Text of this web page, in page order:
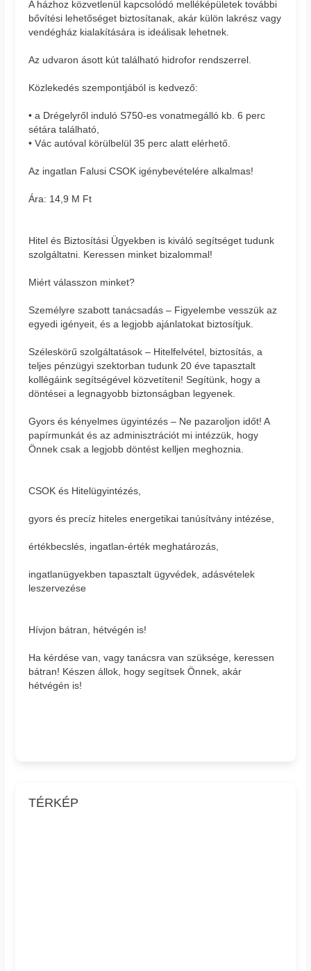
A házhoz közvetlenül kapcsolódó melléképületek további
bővítési lehetőséget biztosítanak, akár külön lakrész vagy
vendégház kialakítására is ideálisak lehetnek.
Az udvaron ásott kút található hidrofor rendszerrel.
Közlekedés szempontjából is kedvező:
• a Drégelyről induló S750-es vonatmegálló kb. 6 perc
sétára található,
• Vác autóval körülbelül 35 perc alatt elérhető.
Az ingatlan Falusi CSOK igénybevételére alkalmas!
Ára: 14,9 M Ft
Hitel és Biztosítási Ügyekben is kiváló segítséget tudunk
szolgáltatni. Keressen minket bizalommal!
Miért válasszon minket?
Személyre szabott tanácsadás – Figyelembe vesszük az
egyedi igényeit, és a legjobb ajánlatokat biztosítjuk.
Széleskörű szolgáltatások – Hitelfelvétel, biztosítás, a
teljes pénzügyi szektorban tudunk 20 éve tapasztalt
kollégáink segítségével közvetíteni! Segítünk, hogy a
döntései a legnagyobb biztonságban legyenek.
Gyors és kényelmes ügyintézés – Ne pazaroljon időt! A
papírmunkát és az adminisztrációt mi intézzük, hogy
Önnek csak a legjobb döntést kelljen meghoznia.
CSOK és Hitelügyintézés,
gyors és precíz hiteles energetikai tanúsítvány intézése,
értékbecslés, ingatlan-érték meghatározás,
ingatlanügyekben tapasztalt ügyvédek, adásvételek
leszervezése
Hívjon bátran, hétvégén is!
Ha kérdése van, vagy tanácsra van szüksége, keressen
bátran! Készen állok, hogy segítsek Önnek, akár
hétvégén is!
TÉRKÉP